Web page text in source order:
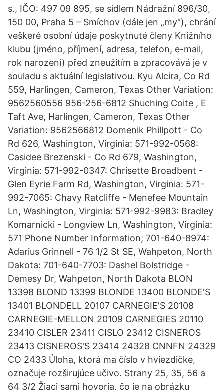
s., IČO: 497 09 895, se sídlem Nádražní 896/30,
150 00, Praha 5 – Smíchov (dále jen „my“), chrání
veškeré osobní údaje poskytnuté členy Knižního
klubu (jméno, příjmení, adresa, telefon, e-mail,
rok narození) před zneužitím a zpracovává je v
souladu s aktuální legislativou. Kyu Alcira, Co Rd
559, Harlingen, Cameron, Texas Other Variation:
9562560556 956-256-6812 Shuching Coite , E
Taft Ave, Harlingen, Cameron, Texas Other
Variation: 9562566812 Domenik Phillpott - Co
Rd 626, Washington, Virginia: 571-992-0568:
Casidee Brezenski - Co Rd 679, Washington,
Virginia: 571-992-0347: Chrisette Broadbent -
Glen Eyrie Farm Rd, Washington, Virginia: 571-
992-7065: Chavy Ratcliffe - Menefee Mountain
Ln, Washington, Virginia: 571-992-9983: Bradley
Komarnicki - Longview Ln, Washington, Virginia:
571 Phone Number Information; 701-640-8974:
Adarius Grinnell - 76 1/2 St SE, Wahpeton, North
Dakota: 701-640-7703: Dashel Bolstridge -
Demesy Dr, Wahpeton, North Dakota BLON
13398 BLOND 13399 BLONDE 13400 BLONDE'S
13401 BLONDELL 20107 CARNEGIE'S 20108
CARNEGIE-MELLON 20109 CARNEGIES 20110
23410 CISLER 23411 CISLO 23412 CISNEROS
23413 CISNEROS'S 23414 24328 CNNFN 24329
CO 2433 Úloha, ktorá ma číslo v hviezdičke,
označuje rozširujúce učivo. Strany 25, 35, 56 a
64 3/2 Žiaci sami hovoria, čo je na obrázku